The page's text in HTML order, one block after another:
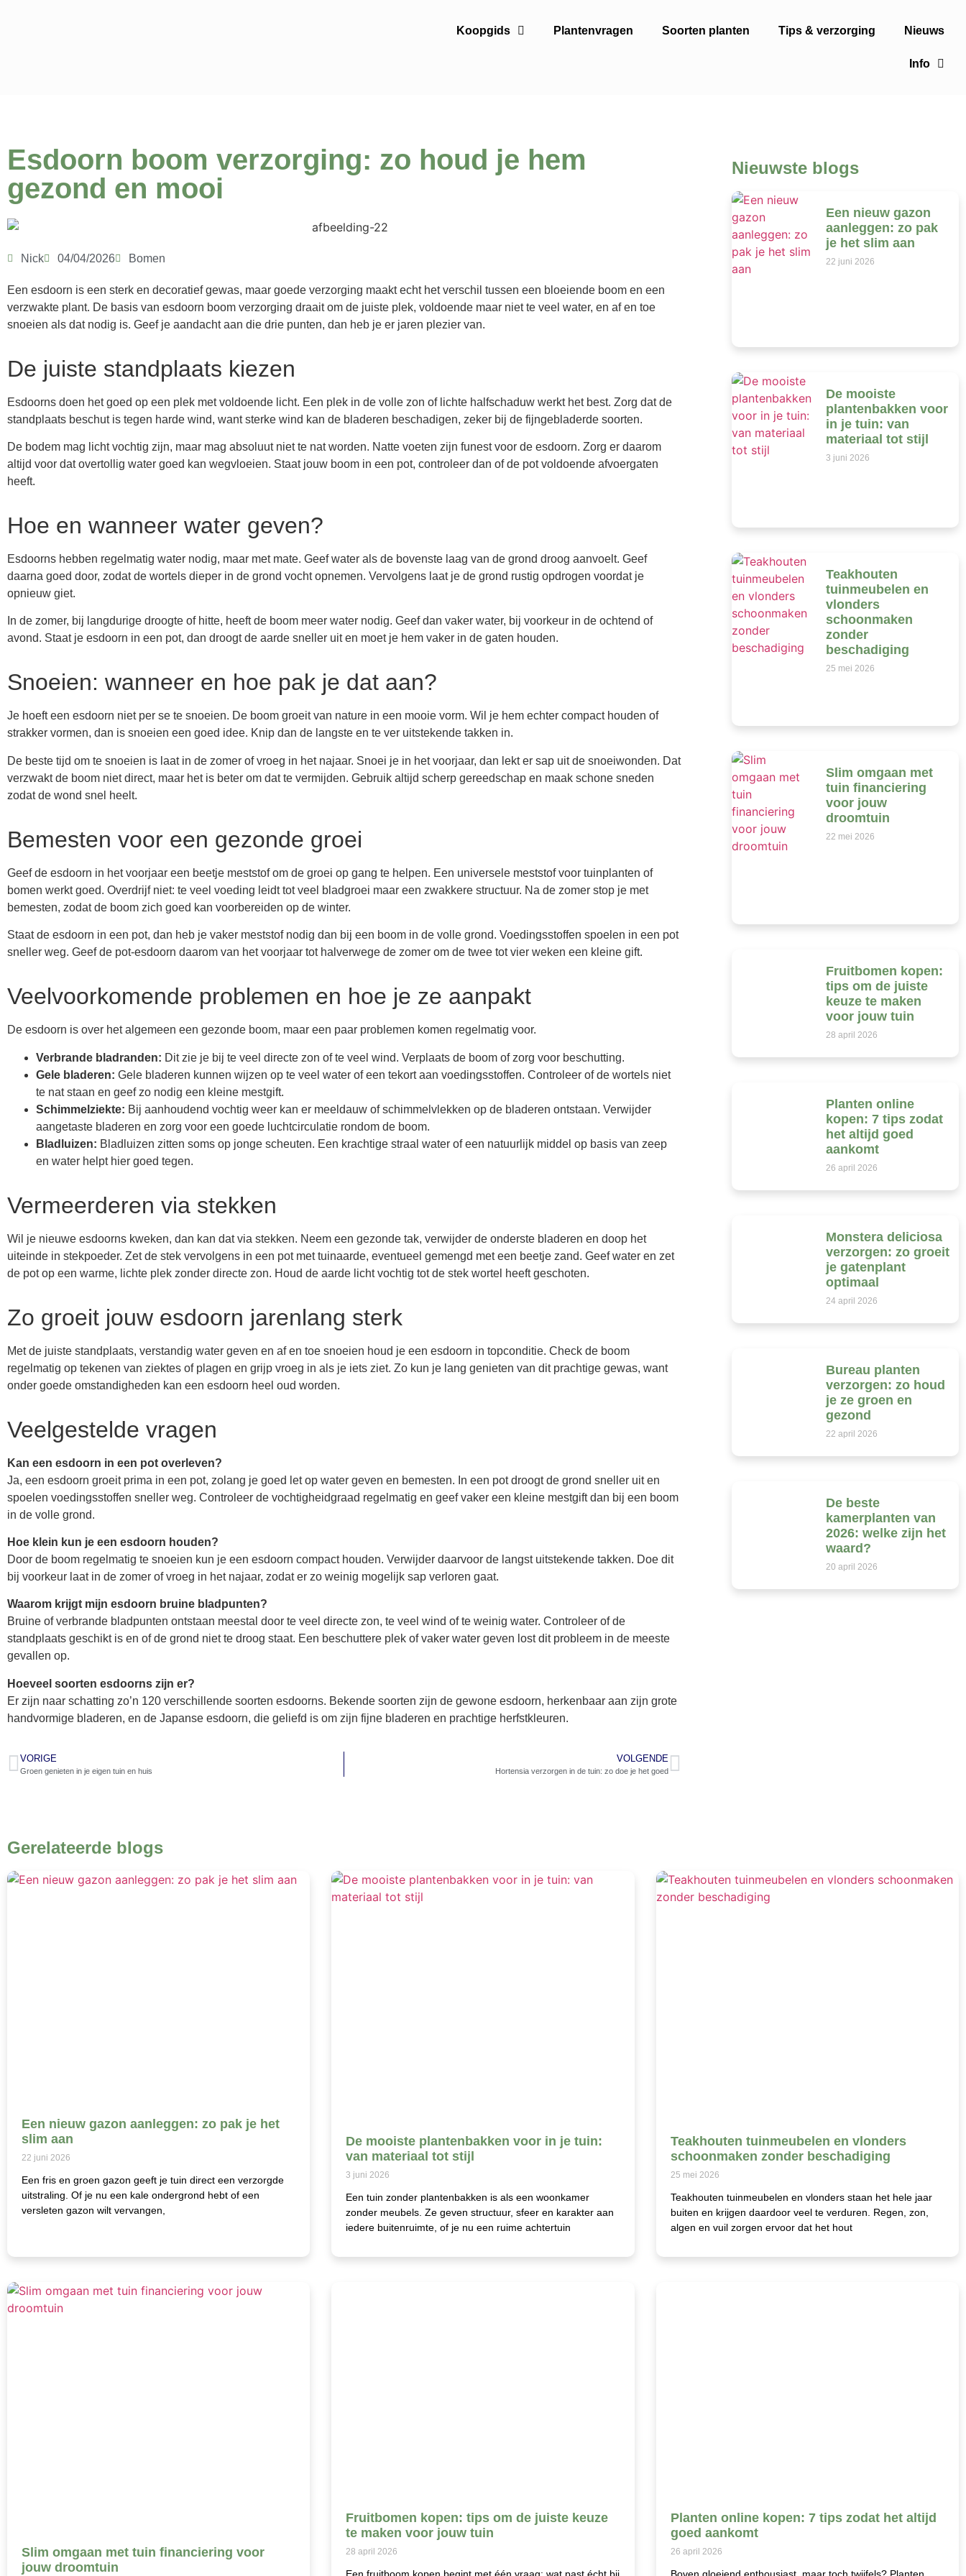
Koopgids Plantenvragen Soorten planten Tips & verzorging Nieuws
Info
Esdoorn boom verzorging: zo houd je hem
gezond en mooi
Nick 04/04/2026 Bomen
Een esdoorn is een sterk en decoratief gewas, maar goede verzorging maakt echt het verschil tussen een bloeiende boom en een
verzwakte plant. De basis van esdoorn boom verzorging draait om de juiste plek, voldoende maar niet te veel water, en af en toe
snoeien als dat nodig is. Geef je aandacht aan die drie punten, dan heb je er jaren plezier van.
De juiste standplaats kiezen
Esdoorns doen het goed op een plek met voldoende licht. Een plek in de volle zon of lichte halfschaduw werkt het best. Zorg dat de
standplaats beschut is tegen harde wind, want sterke wind kan de bladeren beschadigen, zeker bij de fijngebladerde soorten.
De bodem mag licht vochtig zijn, maar mag absoluut niet te nat worden. Natte voeten zijn funest voor de esdoorn. Zorg er daarom
altijd voor dat overtollig water goed kan wegvloeien. Staat jouw boom in een pot, controleer dan of de pot voldoende afvoergaten
heeft.
Hoe en wanneer water geven?
Esdoorns hebben regelmatig water nodig, maar met mate. Geef water als de bovenste laag van de grond droog aanvoelt. Geef
daarna goed door, zodat de wortels dieper in de grond vocht opnemen. Vervolgens laat je de grond rustig opdrogen voordat je
opnieuw giet.
In de zomer, bij langdurige droogte of hitte, heeft de boom meer water nodig. Geef dan vaker water, bij voorkeur in de ochtend of
avond. Staat je esdoorn in een pot, dan droogt de aarde sneller uit en moet je hem vaker in de gaten houden.
Snoeien: wanneer en hoe pak je dat aan?
Je hoeft een esdoorn niet per se te snoeien. De boom groeit van nature in een mooie vorm. Wil je hem echter compact houden of
strakker vormen, dan is snoeien een goed idee. Knip dan de langste en te ver uitstekende takken in.
De beste tijd om te snoeien is laat in de zomer of vroeg in het najaar. Snoei je in het voorjaar, dan lekt er sap uit de snoeiwonden. Dat
verzwakt de boom niet direct, maar het is beter om dat te vermijden. Gebruik altijd scherp gereedschap en maak schone sneden
zodat de wond snel heelt.
Bemesten voor een gezonde groei
Geef de esdoorn in het voorjaar een beetje meststof om de groei op gang te helpen. Een universele meststof voor tuinplanten of
bomen werkt goed. Overdrijf niet: te veel voeding leidt tot veel bladgroei maar een zwakkere structuur. Na de zomer stop je met
bemesten, zodat de boom zich goed kan voorbereiden op de winter.
Staat de esdoorn in een pot, dan heb je vaker meststof nodig dan bij een boom in de volle grond. Voedingsstoffen spoelen in een pot
sneller weg. Geef de pot-esdoorn daarom van het voorjaar tot halverwege de zomer om de twee tot vier weken een kleine gift.
Veelvoorkomende problemen en hoe je ze aanpakt
De esdoorn is over het algemeen een gezonde boom, maar een paar problemen komen regelmatig voor.
Verbrande bladranden: Dit zie je bij te veel directe zon of te veel wind. Verplaats de boom of zorg voor beschutting.
Gele bladeren: Gele bladeren kunnen wijzen op te veel water of een tekort aan voedingsstoffen. Controleer of de wortels niet
te nat staan en geef zo nodig een kleine mestgift.
Schimmelziekte: Bij aanhoudend vochtig weer kan er meeldauw of schimmelvlekken op de bladeren ontstaan. Verwijder
aangetaste bladeren en zorg voor een goede luchtcirculatie rondom de boom.
Bladluizen: Bladluizen zitten soms op jonge scheuten. Een krachtige straal water of een natuurlijk middel op basis van zeep
en water helpt hier goed tegen.
Vermeerderen via stekken
Wil je nieuwe esdoorns kweken, dan kan dat via stekken. Neem een gezonde tak, verwijder de onderste bladeren en doop het
uiteinde in stekpoeder. Zet de stek vervolgens in een pot met tuinaarde, eventueel gemengd met een beetje zand. Geef water en zet
de pot op een warme, lichte plek zonder directe zon. Houd de aarde licht vochtig tot de stek wortel heeft geschoten.
Zo groeit jouw esdoorn jarenlang sterk
Met de juiste standplaats, verstandig water geven en af en toe snoeien houd je een esdoorn in topconditie. Check de boom
regelmatig op tekenen van ziektes of plagen en grijp vroeg in als je iets ziet. Zo kun je lang genieten van dit prachtige gewas, want
onder goede omstandigheden kan een esdoorn heel oud worden.
Veelgestelde vragen
Kan een esdoorn in een pot overleven?
Ja, een esdoorn groeit prima in een pot, zolang je goed let op water geven en bemesten. In een pot droogt de grond sneller uit en
spoelen voedingsstoffen sneller weg. Controleer de vochtigheidgraad regelmatig en geef vaker een kleine mestgift dan bij een boom
in de volle grond.
Hoe klein kun je een esdoorn houden?
Door de boom regelmatig te snoeien kun je een esdoorn compact houden. Verwijder daarvoor de langst uitstekende takken. Doe dit
bij voorkeur laat in de zomer of vroeg in het najaar, zodat er zo weinig mogelijk sap verloren gaat.
Waarom krijgt mijn esdoorn bruine bladpunten?
Bruine of verbrande bladpunten ontstaan meestal door te veel directe zon, te veel wind of te weinig water. Controleer of de
standplaats geschikt is en of de grond niet te droog staat. Een beschuttere plek of vaker water geven lost dit probleem in de meeste
gevallen op.
Hoeveel soorten esdoorns zijn er?
Er zijn naar schatting zo’n 120 verschillende soorten esdoorns. Bekende soorten zijn de gewone esdoorn, herkenbaar aan zijn grote
handvormige bladeren, en de Japanse esdoorn, die geliefd is om zijn fijne bladeren en prachtige herfstkleuren.
VORIGE
Groen genieten in je eigen tuin en huis
VOLGENDE
Hortensia verzorgen in de tuin: zo doe je het goed
Nieuwste blogs
Een nieuw gazon
aanleggen: zo pak
je het slim aan
22 juni 2026
De mooiste
plantenbakken voor
in je tuin: van
materiaal tot stijl
3 juni 2026
Teakhouten
tuinmeubelen en
vlonders
schoonmaken
zonder
beschadiging
25 mei 2026
Slim omgaan met
tuin financiering
voor jouw
droomtuin
22 mei 2026
Fruitbomen kopen:
tips om de juiste
keuze te maken
voor jouw tuin
28 april 2026
Planten online
kopen: 7 tips zodat
het altijd goed
aankomt
26 april 2026
Monstera deliciosa
verzorgen: zo groeit
je gatenplant
optimaal
24 april 2026
Bureau planten
verzorgen: zo houd
je ze groen en
gezond
22 april 2026
De beste
kamerplanten van
2026: welke zijn het
waard?
20 april 2026
Gerelateerde blogs
Een nieuw gazon aanleggen: zo pak je het
slim aan
22 juni 2026
Een fris en groen gazon geeft je tuin direct een verzorgde
uitstraling. Of je nu een kale ondergrond hebt of een
versleten gazon wilt vervangen,
De mooiste plantenbakken voor in je tuin:
van materiaal tot stijl
3 juni 2026
Een tuin zonder plantenbakken is als een woonkamer
zonder meubels. Ze geven structuur, sfeer en karakter aan
iedere buitenruimte, of je nu een ruime achtertuin
Teakhouten tuinmeubelen en vlonders
schoonmaken zonder beschadiging
25 mei 2026
Teakhouten tuinmeubelen en vlonders staan het hele jaar
buiten en krijgen daardoor veel te verduren. Regen, zon,
algen en vuil zorgen ervoor dat het hout
Slim omgaan met tuin financiering voor
jouw droomtuin
Fruitbomen kopen: tips om de juiste keuze
te maken voor jouw tuin
28 april 2026
Planten online kopen: 7 tips zodat het altijd
goed aankomt
26 april 2026